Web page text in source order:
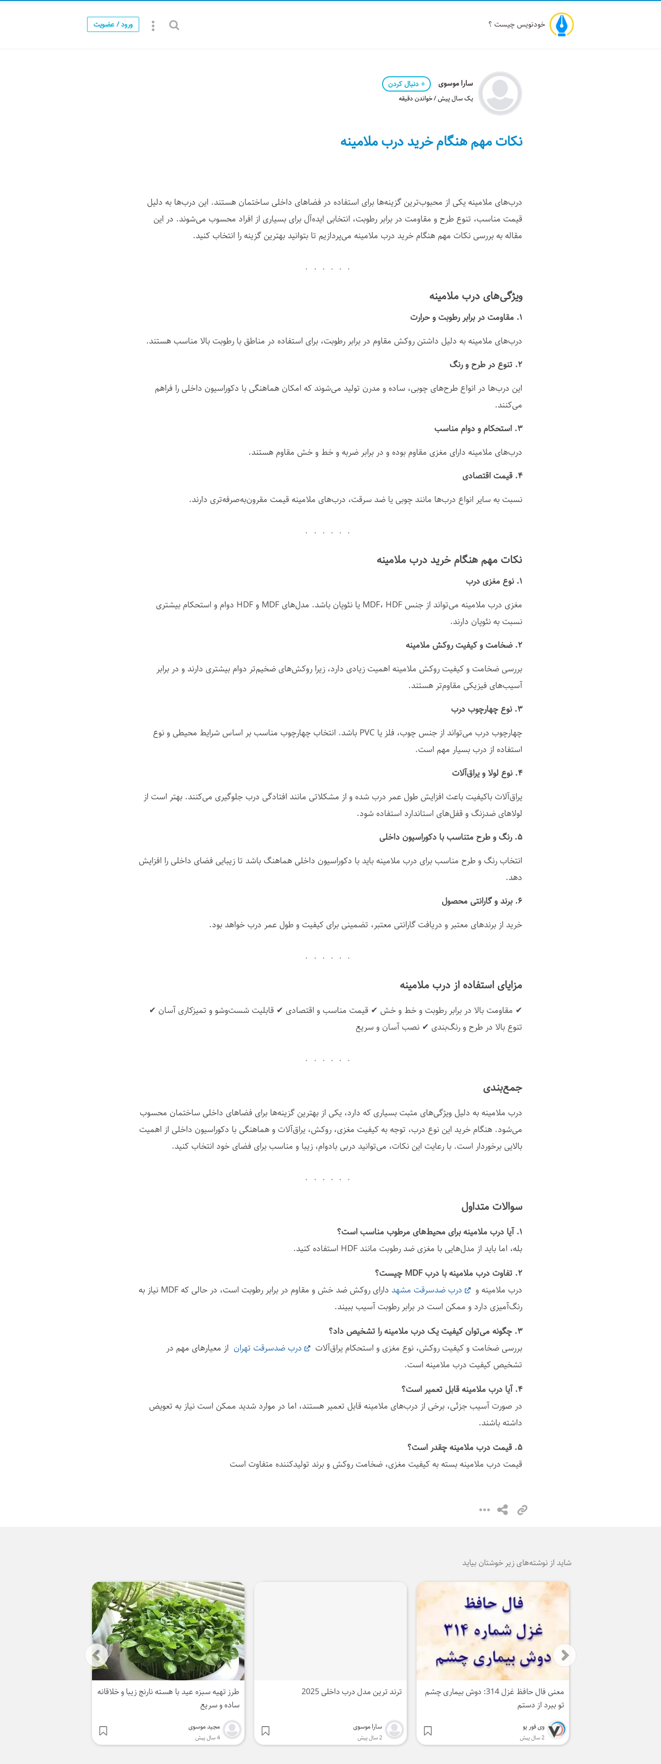
خودنویس چیست ؟ ورود / عضویت
سارا موسوی دنبال کردن
یک سال پیش / خواندن دقیقه
نکات مهم هنگام خرید درب ملامینه
درب‌های ملامینه یکی از محبوب‌ترین گزینه‌ها برای استفاده در فضاهای داخلی ساختمان هستند. این درب‌ها به دلیل
قیمت مناسب، تنوع طرح و مقاومت در برابر رطوبت، انتخابی ایده‌آل برای بسیاری از افراد محسوب می‌شوند. در این
مقاله به بررسی نکات مهم هنگام خرید درب ملامینه می‌پردازیم تا بتوانید بهترین گزینه را انتخاب کنید.
ویژگی‌های درب ملامینه
۱. مقاومت در برابر رطوبت و حرارت
درب‌های ملامینه به دلیل داشتن روکش مقاوم در برابر رطوبت، برای استفاده در مناطق با رطوبت بالا مناسب هستند.
۲. تنوع در طرح و رنگ
این درب‌ها در انواع طرح‌های چوبی، ساده و مدرن تولید می‌شوند که امکان هماهنگی با دکوراسیون داخلی را فراهم
می‌کنند.
۳. استحکام و دوام مناسب
درب‌های ملامینه دارای مغزی مقاوم بوده و در برابر ضربه و خط و خش مقاوم هستند.
۴. قیمت اقتصادی
نسبت به سایر انواع درب‌ها مانند چوبی یا ضد سرقت، درب‌های ملامینه قیمت مقرون‌به‌صرفه‌تری دارند.
نکات مهم هنگام خرید درب ملامینه
۱. نوع مغزی درب
مغزی درب ملامینه می‌تواند از جنس MDF، HDF یا نئوپان باشد. مدل‌های MDF و HDF دوام و استحکام بیشتری
نسبت به نئوپان دارند.
۲. ضخامت و کیفیت روکش ملامینه
بررسی ضخامت و کیفیت روکش ملامینه اهمیت زیادی دارد، زیرا روکش‌های ضخیم‌تر دوام بیشتری دارند و در برابر
آسیب‌های فیزیکی مقاوم‌تر هستند.
۳. نوع چهارچوب درب
چهارچوب درب می‌تواند از جنس چوب، فلز یا PVC باشد. انتخاب چهارچوب مناسب بر اساس شرایط محیطی و نوع
استفاده از درب بسیار مهم است.
۴. نوع لولا و یراق‌آلات
یراق‌آلات باکیفیت باعث افزایش طول عمر درب شده و از مشکلاتی مانند افتادگی درب جلوگیری می‌کنند. بهتر است از
لولاهای ضدزنگ و قفل‌های استاندارد استفاده شود.
۵. رنگ و طرح متناسب با دکوراسیون داخلی
انتخاب رنگ و طرح مناسب برای درب ملامینه باید با دکوراسیون داخلی هماهنگ باشد تا زیبایی فضای داخلی را افزایش
دهد.
۶. برند و گارانتی محصول
خرید از برندهای معتبر و دریافت گارانتی معتبر، تضمینی برای کیفیت و طول عمر درب خواهد بود.
مزایای استفاده از درب ملامینه
✔ مقاومت بالا در برابر رطوبت و خط و خش ✔ قیمت مناسب و اقتصادی ✔ قابلیت شست‌وشو و تمیزکاری آسان ✔
تنوع بالا در طرح و رنگ‌بندی ✔ نصب آسان و سریع
جمع‌بندی
درب ملامینه به دلیل ویژگی‌های مثبت بسیاری که دارد، یکی از بهترین گزینه‌ها برای فضاهای داخلی ساختمان محسوب
می‌شود. هنگام خرید این نوع درب، توجه به کیفیت مغزی، روکش، یراق‌آلات و هماهنگی با دکوراسیون داخلی از اهمیت
بالایی برخوردار است. با رعایت این نکات، می‌توانید دربی بادوام، زیبا و مناسب برای فضای خود انتخاب کنید.
سوالات متداول
۱. آیا درب ملامینه برای محیط‌های مرطوب مناسب است؟
بله، اما باید از مدل‌هایی با مغزی ضد رطوبت مانند HDF استفاده کنید.
۲. تفاوت درب ملامینه با درب MDF چیست؟
درب ملامینه و
درب ضدسرقت مشهد
دارای روکش ضد خش و مقاوم در برابر رطوبت است، در حالی که MDF نیاز به
رنگ‌آمیزی دارد و ممکن است در برابر رطوبت آسیب ببیند.
۳. چگونه می‌توان کیفیت یک درب ملامینه را تشخیص داد؟
بررسی ضخامت و کیفیت روکش، نوع مغزی و استحکام یراق‌آلات
درب ضدسرقت تهران از معیارهای مهم در
تشخیص کیفیت درب ملامینه است.
۴. آیا درب ملامینه قابل تعمیر است؟
در صورت آسیب جزئی، برخی از درب‌های ملامینه قابل تعمیر هستند، اما در موارد شدید ممکن است نیاز به تعویض
داشته باشند.
۵. قیمت درب ملامینه چقدر است؟
قیمت درب ملامینه بسته به کیفیت مغزی، ضخامت روکش و برند تولیدکننده متفاوت است
شاید از نوشته‌های زیر خوشتان بیاید
ترند ترین مدل درب داخلی 2025
سارا موسوی
2 سال پیش
طرز تهیه سبزه عید با هسته نارنج زیبا و خلاقانه
مجید موسوی
4 سال پیش
طرز تهیه و پخت کیک در توستر برقی بدون
همزن برقی ساده و سریع
مجید موسوی
4 سال پیش